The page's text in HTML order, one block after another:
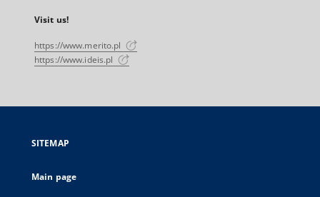
Visit us!
https://www.merito.pl
https://www.ideis.pl
SITEMAP
Main page